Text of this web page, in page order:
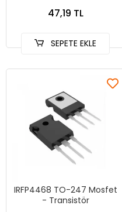
47,19 TL
SEPETE EKLE
IRFP4468 TO-247 Mosfet
- Transistör